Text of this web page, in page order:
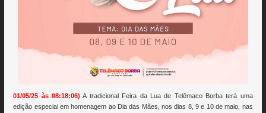
01/05/25 às 08:18:06) A tradicional Feira da Lua de Telêmaco Borba terá uma
edição especial em homenagem ao Dia das Mães, nos dias 8, 9 e 10 de maio, nas